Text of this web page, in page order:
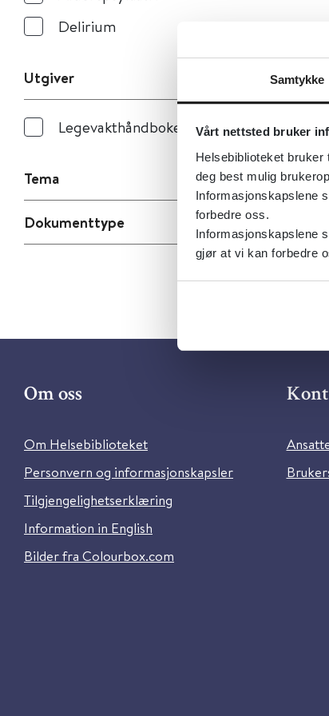
Samtykke
Vårt nettsted bruker
Helsebiblioteket
deg best mulig
Informasjonskapslene
forbedre oss.
Informasjonskapslene
gjør at vi kan forbedre
Delirium
Utgiver
Legevakthåndboken
Tema
Dokumenttype
Om oss
Om Helsebiblioteket
Personvern og informasjonskapsler
Tilgjengelighetserklæring
Information in English
Bilder fra Colourbox.com